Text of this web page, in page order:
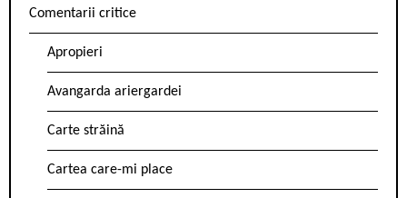
Comentarii critice
Apropieri
Avangarda ariergardei
Carte străină
Cartea care-mi place